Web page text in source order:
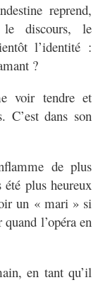
reprend,
le discours, le
l’identité :
?
voir tendre et
C’est dans son
de plus
plus heureux
un « mari » si
l’opéra en
en tant qu’il